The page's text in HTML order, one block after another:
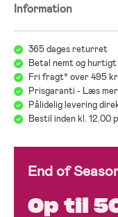
Information
365 dages returret
Betal nemt og hurtigt
Fri fragt* over 495
Prisgaranti - Læs
Pålidelig levering
Bestil inden kl. 12.00
End of
Op til